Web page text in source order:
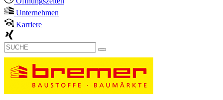
Unternehmen
Karriere